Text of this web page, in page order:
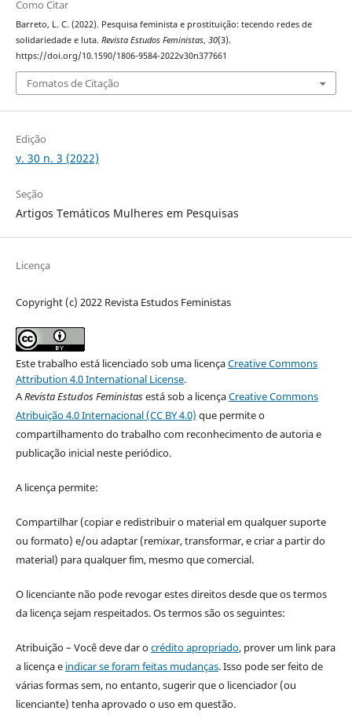
Como Citar
Barreto, L. C. (2022). Pesquisa feminista e prostituição: tecendo redes de
solidariedade e luta. Revista Estudos Feministas, 30(3).
https://doi.org/10.1590/1806-9584-2022v30n377661
Fomatos de Citação
Edição
v. 30 n. 3 (2022)
Seção
Artigos Temáticos Mulheres em Pesquisas
Licença
Copyright (c) 2022 Revista Estudos Feministas
Este trabalho está licenciado sob uma licençaCreative Commons
Attribution 4.0 International License.
ARevista Estudos Feministasestá sob a licençaCreative Commons
Atribuição 4.0 Internacional (CC BY 4.0) que permite o
compartilhamento do trabalho com reconhecimento de autoria e
publicação inicial neste periódico.
A licença permite:
Compartilhar (copiar e redistribuir o material em qualquer suporte
ou formato) e/ou adaptar (remixar, transformar, e criar a partir do
material) para qualquer fim, mesmo que comercial.
O licenciante não pode revogar estes direitos desde que os termos
da licença sejam respeitados. Os termos são os seguintes:
Atribuição – Você deve dar ocrédito apropriado, prover um link para
a licença e indicar se foram feitas mudanças. Isso pode ser feito de
várias formas sem, no entanto, sugerir que o licenciador (ou
licenciante) tenha aprovado o uso em questão.